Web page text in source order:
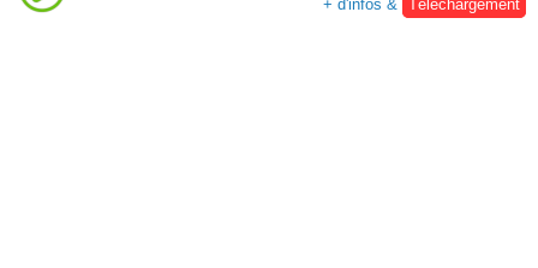
+ d'infos &
Téléchargement